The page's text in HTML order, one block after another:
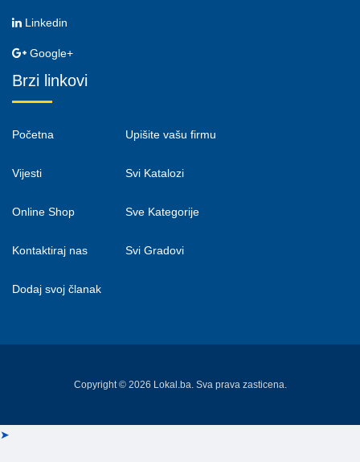
Linkedin
Google+
Brzi linkovi
Početna
Vijesti
Online Shop
Kontaktiraj nas
Dodaj svoj članak
Upišite vašu firmu
Svi Katalozi
Sve Kategorije
Svi Gradovi
Copyright © 2026 Lokal.ba. Sva prava zasticena.
➤